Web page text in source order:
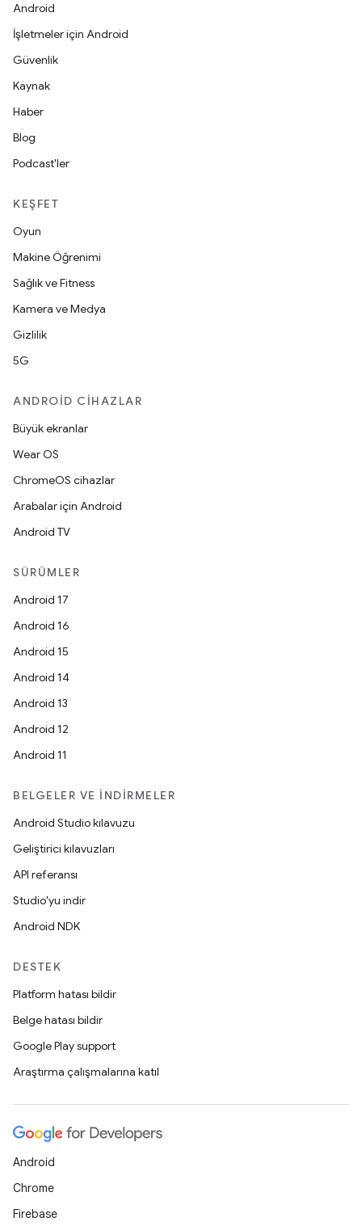
Android
İşletmeler için Android
Güvenlik
Kaynak
Haber
Blog
Podcast'ler
KEŞFET
Oyun
Makine Öğrenimi
Sağlık ve Fitness
Kamera ve Medya
Gizlilik
5G
ANDROID CIHAZLAR
Büyük ekranlar
Wear OS
ChromeOS cihazlar
Arabalar için Android
Android TV
SÜRÜMLER
Android 17
Android 16
Android 15
Android 14
Android 13
Android 12
Android 11
BELGELER VE İNDIRMELER
Android Studio kılavuzu
Geliştirici kılavuzları
API referansı
Studio'yu indir
Android NDK
DESTEK
Platform hatası bildir
Belge hatası bildir
Google Play support
Araştırma çalışmalarına katıl
Android
Chrome
Firebase